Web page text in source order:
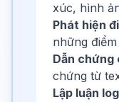
xúc, hình
Phát hiện
những
Dẫn chứng
chứng từ
Lập luận